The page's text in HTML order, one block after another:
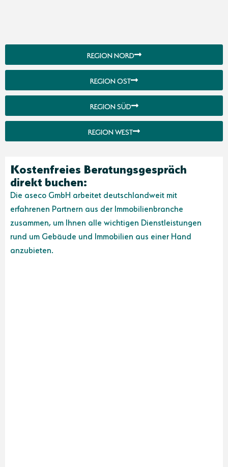
REGION NORD
REGION OST
REGION SÜD
REGION WEST
Kostenfreies Beratungsgespräch
direkt buchen:
Die aseco GmbH arbeitet deutschlandweit mit
erfahrenen Partnern aus der Immobilienbranche
zusammen, um Ihnen alle wichtigen Dienstleistungen
rund um Gebäude und Immobilien aus einer Hand
anzubieten.